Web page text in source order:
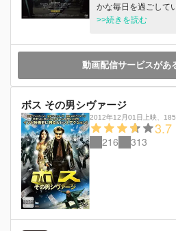
かな毎日を過ごして
ンは、ムトゥに影響
にしていた。 しかし
明になってしまい、
ぎて消されたのだと
に行った厳格な教育
良心の呵責に苛まれ
独自に捜査を始める
るその美術品マフィ
に荒れる刑務所を仕
られていた元看守〈
>>続きを読む
動画配信サービスがあ
ボス その男シヴァージ
2012年12月01日上映
3.7
216 313